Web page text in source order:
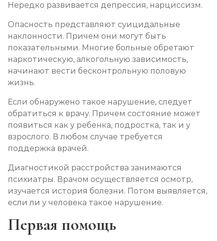
Нередко развивается депрессия, нарциссизм.
Опасность представляют суицидальные
наклонности. Причем они могут быть
показательными. Многие больные обретают
наркотическую, алкогольную зависимость,
начинают вести бесконтрольную половую
жизнь.
Если обнаружено такое нарушение, следует
обратиться к врачу. Причем состояние может
появиться как у ребенка, подростка, так и у
взрослого. В любом случае требуется
поддержка врачей.
Диагностикой расстройства занимаются
психиатры. Врачом осуществляется осмотр,
изучается история болезни. Потом выявляется,
если ли у человека такое нарушение.
Первая помощь